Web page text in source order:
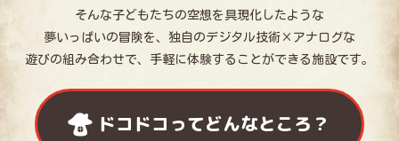
そんな子どもたちの空想を具現化したような
夢いっぱいの冒険を、 独自のデジタル技術×アナログな
遊びの組み合わせで、 手軽に体験することができる施設です。
ドコドコってどんなところ？